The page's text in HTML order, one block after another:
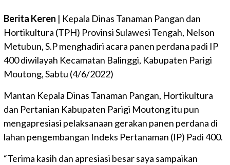
Berita Keren | Kepala Dinas Tanaman Pangan dan
Hortikultura (TPH) Provinsi Sulawesi Tengah, Nelson
Metubun, S.P menghadiri acara panen perdana padi IP
400 diwilayah Kecamatan Balinggi, Kabupaten Parigi
Moutong, Sabtu (4/6/2022)
Mantan Kepala Dinas Tanaman Pangan, Hortikultura
dan Pertanian Kabupaten Parigi Moutong itu pun
mengapresiasi pelaksanaan gerakan panen perdana di
lahan pengembangan Indeks Pertanaman (IP) Padi 400.
“Terima kasih dan apresiasi besar saya sampaikan